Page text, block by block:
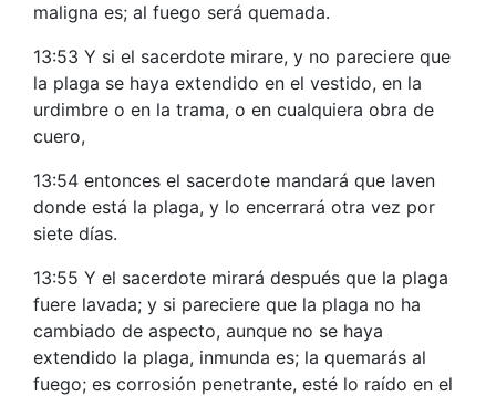
maligna es; al fuego será quemada.
13:53 Y si el sacerdote mirare, y no pareciere que
la plaga se haya extendido en el vestido, en la
urdimbre o en la trama, o en cualquiera obra de
cuero,
13:54 entonces el sacerdote mandará que laven
donde está la plaga, y lo encerrará otra vez por
siete días.
13:55 Y el sacerdote mirará después que la plaga
fuere lavada; y si pareciere que la plaga no ha
cambiado de aspecto, aunque no se haya
extendido la plaga, inmunda es; la quemarás al
fuego; es corrosión penetrante, esté lo raído en el